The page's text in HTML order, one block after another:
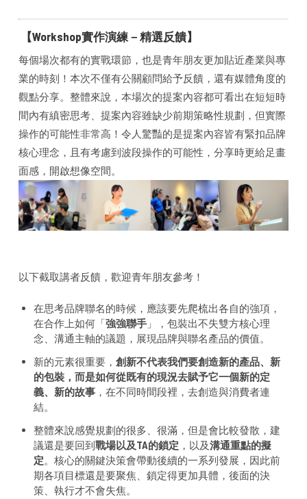
【Workshop實作演練－精選反饋】
每個場次都有的實戰環節，也是青年朋友更加貼近產業與專
業的時刻！本次不僅有公關顧問給予反饋，還有媒體角度的
觀點分享。整體來說，本場次的提案內容都可看出在短短時
間內有縝密思考、提案內容雖缺少前期策略性規劃，但實際
操作的可能性非常高！令人驚豔的是提案內容皆有緊扣品牌
核心理念，且有考慮到波段操作的可能性，分享時更給足畫
面感，開啟想像空間。
以下截取講者反饋，歡迎青年朋友參考！
在思考品牌聯名的時候，應該要先爬梳出各自的強項，
在合作上如何「強強聯手 」，包裝出不失雙方核心理
念、溝通主軸的議題，展現品牌與聯名產品的價值。
新的元素很重要，創新不代表我們要創造新的產品、新
的包裝，而是如何從既有的現況去賦予它一個新的定
義、新的故事 ，在不同時間段裡，去創造與消費者連
結。
整體來說感覺規劃的很多、很滿，但是會比較發散，建
議還是要回到戰場以及TA的鎖定 ，以及溝通重點的擬
定。核心的關鍵決策會帶動後續的一系列發展，因此前
期各項目標還是要聚焦、鎖定得更加具體，後面的決
策、執行才不會失焦。